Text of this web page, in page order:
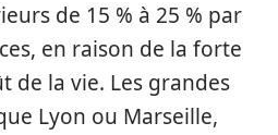
de 15 % à 25 % par
en raison de la forte
de la vie. Les grandes
Lyon ou Marseille,